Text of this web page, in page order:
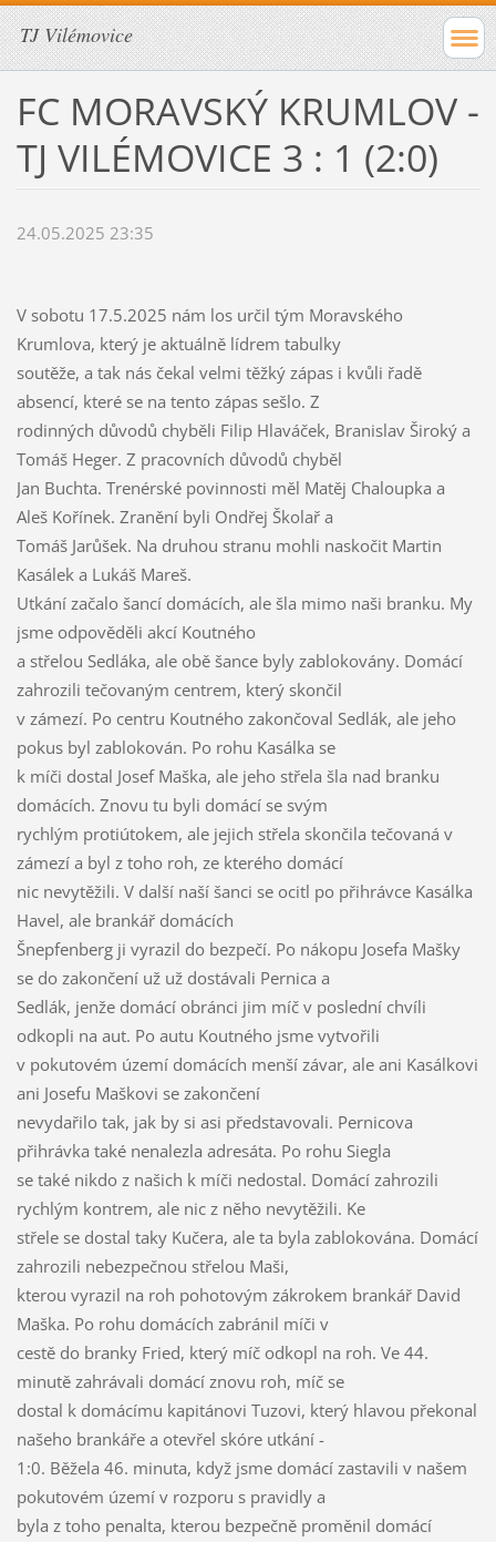
TJ Vilémovice
FC MORAVSKÝ KRUMLOV -
TJ VILÉMOVICE 3 : 1 (2:0)
24.05.2025 23:35
V sobotu 17.5.2025 nám los určil tým Moravského
Krumlova, který je aktuálně lídrem tabulky
soutěže, a tak nás čekal velmi těžký zápas i kvůli řadě
absencí, které se na tento zápas sešlo. Z
rodinných důvodů chyběli Filip Hlaváček, Branislav Široký a
Tomáš Heger. Z pracovních důvodů chyběl
Jan Buchta. Trenérské povinnosti měl Matěj Chaloupka a
Aleš Kořínek. Zranění byli Ondřej Školař a
Tomáš Jarůšek. Na druhou stranu mohli naskočit Martin
Kasálek a Lukáš Mareš.
Utkání začalo šancí domácích, ale šla mimo naši branku. My
jsme odpověděli akcí Koutného
a střelou Sedláka, ale obě šance byly zablokovány. Domácí
zahrozili tečovaným centrem, který skončil
v zámezí. Po centru Koutného zakončoval Sedlák, ale jeho
pokus byl zablokován. Po rohu Kasálka se
k míči dostal Josef Maška, ale jeho střela šla nad branku
domácích. Znovu tu byli domácí se svým
rychlým protiútokem, ale jejich střela skončila tečovaná v
zámezí a byl z toho roh, ze kterého domácí
nic nevytěžili. V další naší šanci se ocitl po přihrávce Kasálka
Havel, ale brankář domácích
Šnepfenberg ji vyrazil do bezpečí. Po nákopu Josefa Mašky
se do zakončení už už dostávali Pernica a
Sedlák, jenže domácí obránci jim míč v poslední chvíli
odkopli na aut. Po autu Koutného jsme vytvořili
v pokutovém území domácích menší závar, ale ani Kasálkovi
ani Josefu Maškovi se zakončení
nevydařilo tak, jak by si asi představovali. Pernicova
přihrávka také nenalezla adresáta. Po rohu Siegla
se také nikdo z našich k míči nedostal. Domácí zahrozili
rychlým kontrem, ale nic z něho nevytěžili. Ke
střele se dostal taky Kučera, ale ta byla zablokována. Domácí
zahrozili nebezpečnou střelou Maši,
kterou vyrazil na roh pohotovým zákrokem brankář David
Maška. Po rohu domácích zabránil míči v
cestě do branky Fried, který míč odkopl na roh. Ve 44.
minutě zahrávali domácí znovu roh, míč se
dostal k domácímu kapitánovi Tuzovi, který hlavou překonal
našeho brankáře a otevřel skóre utkání -
1:0. Běžela 46. minuta, když jsme domácí zastavili v našem
pokutovém území v rozporu s pravidly a
byla z toho penalta, kterou bezpečně proměnil domácí